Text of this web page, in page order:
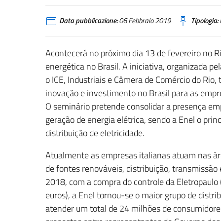
Data pubblicazione:06 Febbraio 2019 Tipologia:
Acontecerá no próximo dia 13 de fevereiro no
energética no Brasil. A iniciativa, organizada
o ICE, Industriais e Câmera de Comércio do
inovação e investimento no Brasil para as
O seminário pretende consolidar a presença
geração de energia elétrica, sendo a Enel o
distribuição de eletricidade.
Atualmente as empresas italianas atuam nas
de fontes renováveis, distribuição,
2018, com a compra do controle da
euros), a Enel tornou-se o maior grupo de
atender um total de 24 milhões de